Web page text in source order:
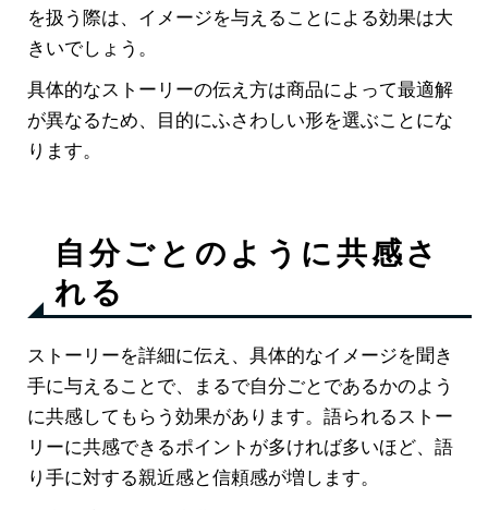
を扱う際は、イメージを与えることによる効果は大
きいでしょう。
具体的なストーリーの伝え方は商品によって最適解
が異なるため、目的にふさわしい形を選ぶことにな
ります。
自分ごとのように共感さ
れる
ストーリーを詳細に伝え、具体的なイメージを聞き
手に与えることで、まるで自分ごとであるかのよう
に共感してもらう効果があります。語られるストー
リーに共感できるポイントが多ければ多いほど、語
り手に対する親近感と信頼感が増します。